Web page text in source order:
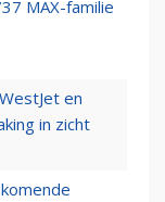
MAX-familie
en
in zicht